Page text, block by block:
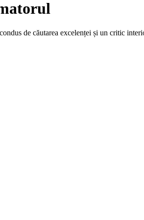
de căutarea excelenței și un critic